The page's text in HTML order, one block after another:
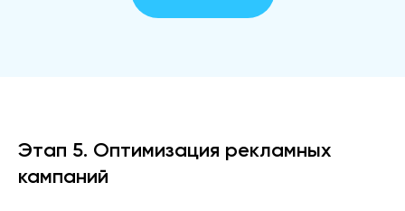
Этап 5. Оптимизация рекламных
кампаний